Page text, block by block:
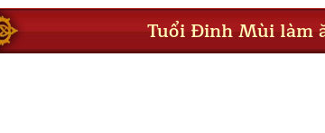
Tuổi Đinh Mùi làm